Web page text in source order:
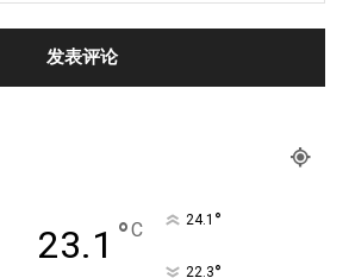
23.1 °C 24.1 °
22.3°